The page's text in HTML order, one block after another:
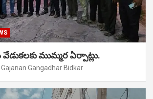
ముమ్మర ఏర్పాట్లు.
Gajanan Gangadhar Bidkar